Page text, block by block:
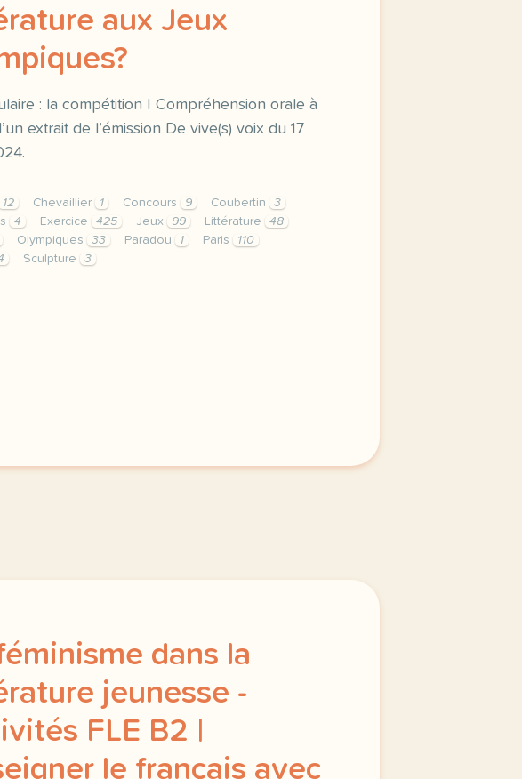
aux Jeux
: la compétition | Compréhension orale à
extrait de l’émission De vive(s) voix du 17
12 Chevaillier 1 Concours 9 Coubertin
3
4 Exercice 425 Jeux 99 Littérature
48
Olympiques 33 Paradou 1 Paris
110
Sculpture 3
dans la
jeunesse -
FLE B2 |
le français avec